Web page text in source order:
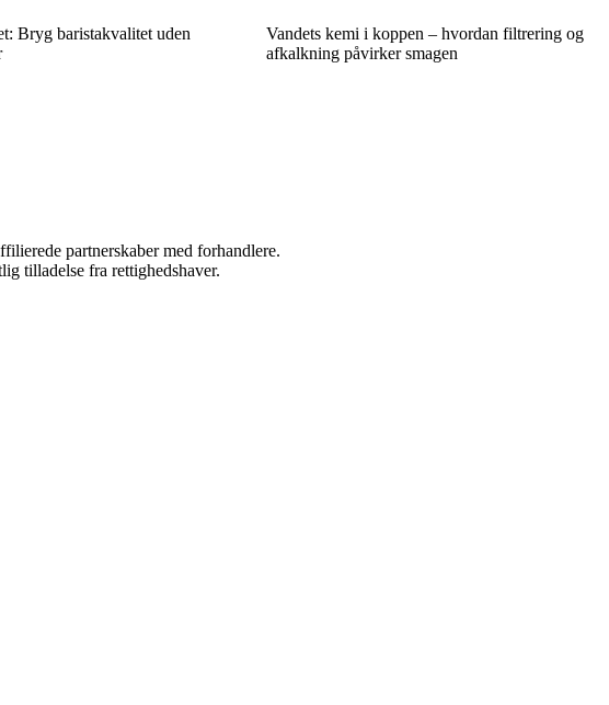
Bryg baristakvalitet uden
Vandets kemi i koppen – hvordan filtrering og
afkalkning påvirker smagen
partnerskaber med forhandlere.
tilladelse fra rettighedshaver.